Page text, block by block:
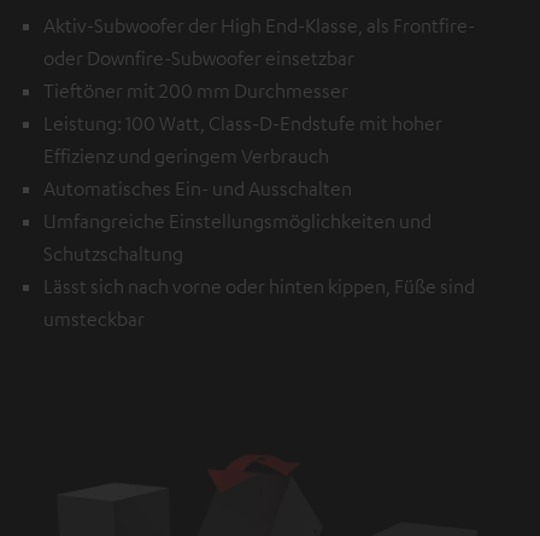
Aktiv-Subwoofer der High End-Klasse, als Frontfire-
oder Downfire-Subwoofer einsetzbar
Tieftöner mit 200 mm Durchmesser
Leistung: 100 Watt, Class-D-Endstufe mit hoher
Effizienz und geringem Verbrauch
Automatisches Ein- und Ausschalten
Umfangreiche Einstellungsmöglichkeiten und
Schutzschaltung
Lässt sich nach vorne oder hinten kippen, Füße sind
umsteckbar